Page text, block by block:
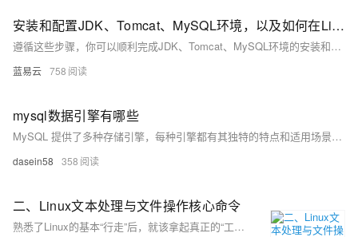
安装和配置JDK、Tomcat、MySQL环境，以及如何在Linux下更改后端端口。
遵循这些步骤，你可以顺利完成JDK、Tomcat、MySQL环境的安装和配置，并在Linux下更改后端端口。祝你顺利！
蓝易云 758
mysql数据引擎有哪些
MySQL 提供了多种存储引擎，每种引擎都有其独特的特点和适用场景。以下是一些常见的 MySQL 存储引擎及其特点：
dasein58 358
二、Linux文本处理与文件操作核心命令
熟悉了Linux的基本“行走”后，就该拿起真正的“工具”干活了。用grep这个“放大镜”在文件里搜索内容，用find这个“探测器”在系统中寻找文件，再用tar把东西打包带走。最关键的是要学会使用管道符|，它像一条流水线，能把这些命令串联起来，让简单工具组合出强大的功能，比如 ps -ef | grep 'nginx' 就能快速找出nginx进程。